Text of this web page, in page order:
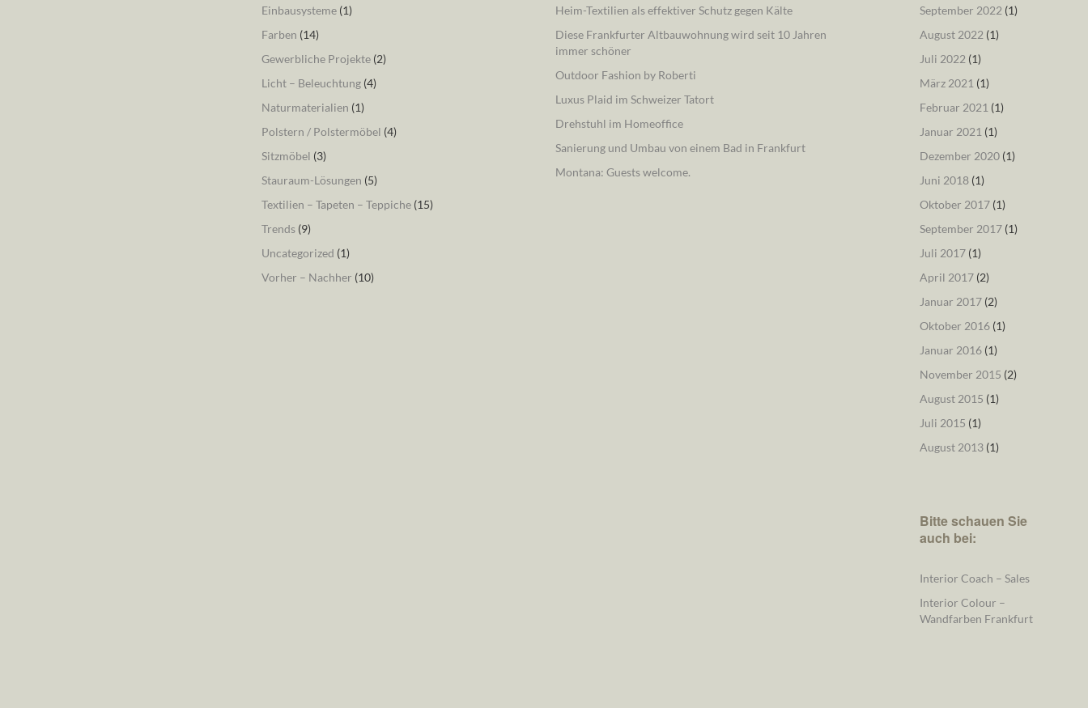
Einbausysteme(1)
Farben (14)
Gewerbliche Projekte(2)
Licht – Beleuchtung(4)
Naturmaterialien (1)
Polstern / Polstermöbel (4)
Sitzmöbel (3)
Stauraum-Lösungen (5)
Textilien – Tapeten – Teppiche(15)
Trends(9)
Uncategorized (1)
Vorher – Nachher (10)
Heim-Textilien als effektiver Schutz gegen Kälte
Diese Frankfurter Altbauwohnung wird seit 10 Jahren
immer schöner
Outdoor Fashion by Roberti
Luxus Plaid im Schweizer Tatort
Drehstuhl im Homeoffice
Sanierung und Umbau von einem Bad in Frankfurt
Montana: Guests welcome.
September 2022 (1)
August 2022 (1)
Juli 2022 (1)
März 2021 (1)
Februar 2021 (1)
Januar 2021 (1)
Dezember 2020(1)
Juni 2018(1)
Oktober 2017(1)
September 2017(1)
Juli 2017(1)
April 2017(2)
Januar 2017(2)
Oktober 2016(1)
Januar 2016(1)
November 2015 (2)
August 2015 (1)
Juli 2015 (1)
August 2013(1)
Bitte schauen Sie
auch bei:
Interior Coach – Sales
Interior Colour –
Wandfarben Frankfurt